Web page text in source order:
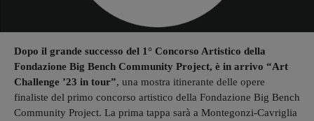
Dopo il grande successo del 1° Concorso Artistico della
Fondazione Big Bench Community Project, è in arrivo “Art
Challenge ’23 in tour”, una mostra itinerante delle opere
finaliste del primo concorso artistico della Fondazione Big Bench
Community Project. La prima tappa sarà a Montegonzi-Cavriglia